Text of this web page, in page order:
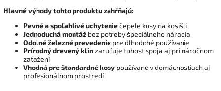
Hlavné výhody tohto produktu zahŕňajú:
Pevné a spoľahlivé uchyteniečepele kosy na kosišti
Jednoduchá montáž bez potreby špeciálneho náradia
Odolné železné prevedenie pre dlhodobé používanie
Prírodný drevený klinzaručuje tuhosť spoja aj pri náročnom
zaťažení
Vhodná pre štandardné kosy používané v domácnostiach aj
profesionálnom prostredí